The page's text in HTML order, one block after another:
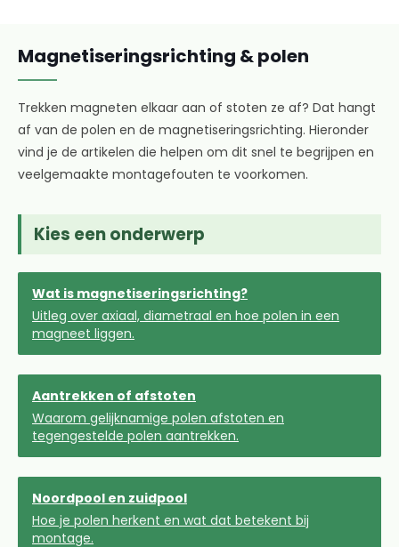
Magnetiseringsrichting & polen
Trekken magneten elkaar aan of stoten ze af? Dat hangt
af van de polen en de magnetiseringsrichting. Hieronder
vind je de artikelen die helpen om dit snel te begrijpen en
veelgemaakte montagefouten te voorkomen.
Kies een onderwerp
Wat is magnetiseringsrichting?
Uitleg over axiaal, diametraal en hoe polen in een
magneet liggen.
Aantrekken of afstoten
Waarom gelijknamige polen afstoten en
tegengestelde polen aantrekken.
Noordpool en zuidpool
Hoe je polen herkent en wat dat betekent bij
montage.